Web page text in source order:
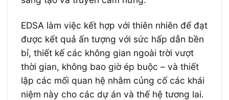
EDSA làm việc kết hợp với thiên nhiên để đạt
được kết quả ấn tượng với sức hấp dẫn bền
bỉ, thiết kế các không gian ngoài trời vượt
thời gian, không bao giờ ép buộc – và thiết
lập các mối quan hệ nhằm củng cố các khái
niệm này cho các dự án và thế hệ tương lai.